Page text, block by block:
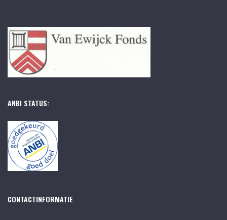
ANBI STATUS:
CONTACTINFORMATIE